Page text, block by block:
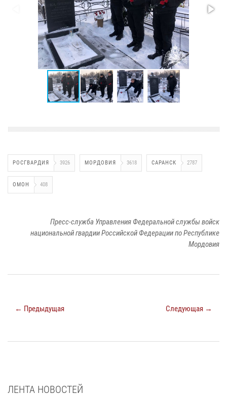
РОСГВАРДИЯ 3926 МОРДОВИЯ 3618 САРАНСК 2787
ОМОН 408
Пресс-служба Управления Федеральной службы войск
национальной гвардии Российской Федерации по Республике
Мордовия
← Предыдущая Следующая →
ЛЕНТА НОВОСТЕЙ